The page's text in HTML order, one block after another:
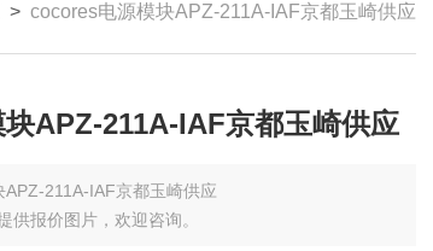
> cocores电源模块APZ-211A-IAF京都玉崎供应
APZ-211A-IAF京都玉崎供应
211A-IAF京都玉崎供应
供报价图片，欢迎咨询。